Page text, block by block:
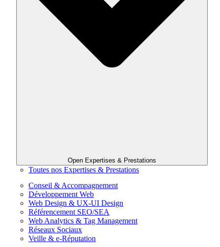
Open Expertises & Prestations
Toutes nos Expertises & Prestations
Conseil & Accompagnement
Développement Web
Web Design & UX-UI Design
Référencement SEO/SEA
Web Analytics & Tag Management
Réseaux Sociaux
Veille & e-Réputation